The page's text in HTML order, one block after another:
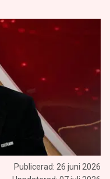
Publicerad: 26 juni 2026